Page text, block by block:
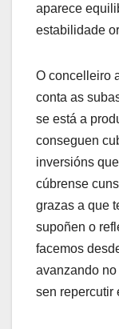
aparece
estabilidade
O concelleiro
conta as
se está a
conseguen
inversións
cúbrense
grazas a que
supoñen o
facemos
avanzando
sen repercutir